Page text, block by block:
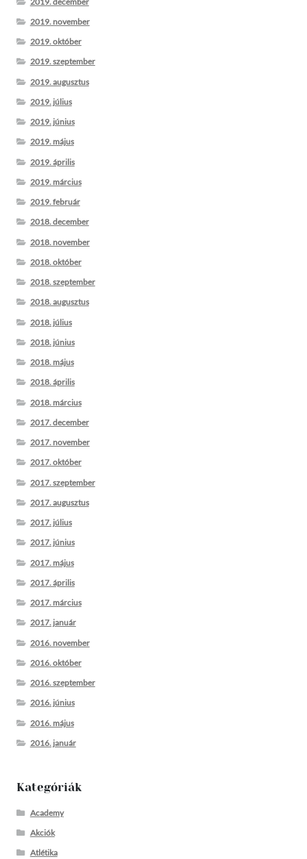
2019. november
2019. október
2019. szeptember
2019. augusztus
2019. július
2019. június
2019. május
2019. április
2019. március
2019. február
2018. december
2018. november
2018. október
2018. szeptember
2018. augusztus
2018. július
2018. június
2018. május
2018. április
2018. március
2017. december
2017. november
2017. október
2017. szeptember
2017. augusztus
2017. július
2017. június
2017. május
2017. április
2017. március
2017. január
2016. november
2016. október
2016. szeptember
2016. június
2016. május
2016. január
Kategóriák
Academy
Akciók
Atlétika